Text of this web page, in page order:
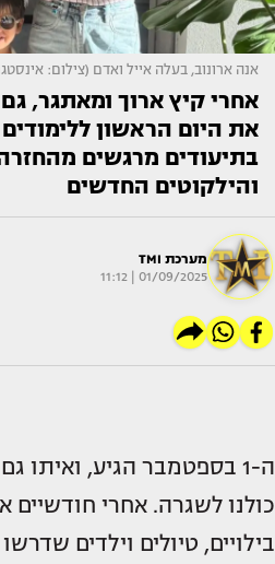
אנה ארונוב, בעלה אייל ואדם (צילום:
אחרי קיץ ארוך ומאתגר,
את היום הראשון
בתיעודים מרגשים
והילקוטים החדשים
מערכת TMI
01/09/2025 | 11:12
ה-1 בספטמבר הגיע, ואיתו
כולנו לשגרה. אחרי חודשיים
בילויים, טיולים וילדים